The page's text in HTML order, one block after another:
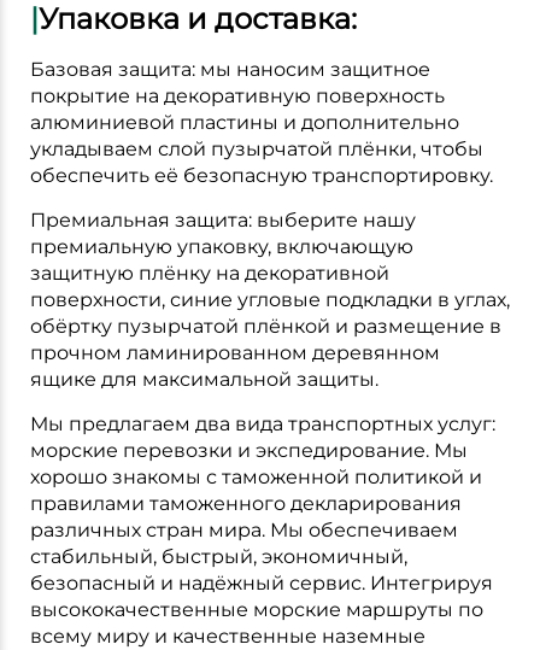
|Упаковка и доставка:
Базовая защита: мы наносим защитное
покрытие на декоративную поверхность
алюминиевой пластины и дополнительно
укладываем слой пузырчатой плёнки, чтобы
обеспечить её безопасную транспортировку.
Премиальная защита: выберите нашу
премиальную упаковку, включающую
защитную плёнку на декоративной
поверхности, синие угловые подкладки в углах,
обёртку пузырчатой плёнкой и размещение в
прочном ламинированном деревянном
ящике для максимальной защиты.
Мы предлагаем два вида транспортных услуг:
морские перевозки и экспедирование. Мы
хорошо знакомы с таможенной политикой и
правилами таможенного декларирования
различных стран мира. Мы обеспечиваем
стабильный, быстрый, экономичный,
безопасный и надёжный сервис. Интегрируя
высококачественные морские маршруты по
всему миру и качественные наземные